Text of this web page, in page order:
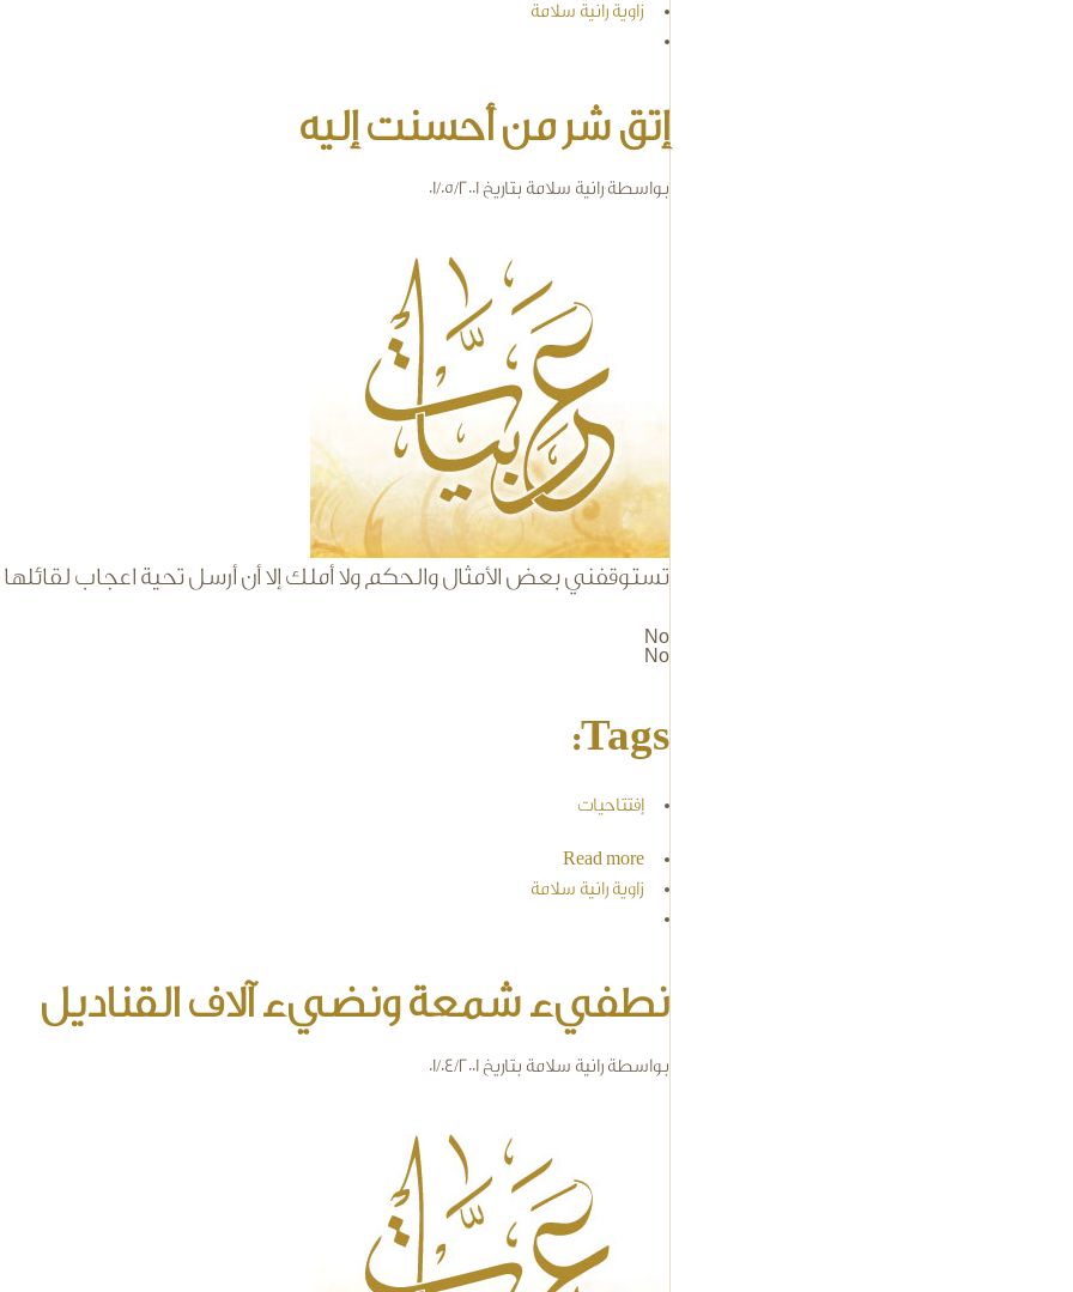
زاوية رانية سلامة
إتق شر من أحسنت إليه
بواسطة رانية سلامة بتاريخ 01/05/2001
arabiyat-cal.jpg
تستوقفني بعض الأمثال والحكم ولا أملك إلا أن أرسل تحية اعجاب
No
No
Tags:
إفتتاحيات
Read more
زاوية رانية سلامة
نطفيء شمعة ونضيء آلاف القناديل
بواسطة رانية سلامة بتاريخ 01/04/2001
arabiyat-cal.jpg